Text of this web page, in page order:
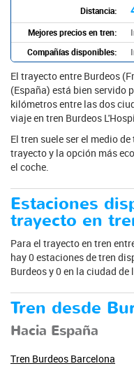
Distancia:
Mejores precios en tren:
Compañías disponibles:
El trayecto entre Burdeos
(España) está bien servido
kilómetros entre las dos
viaje en tren Burdeos
El tren suele ser el medio
trayecto y la opción más
el coche.
Estaciones
trayecto en
Para el trayecto en tren
hay 0 estaciones de tren
Burdeos y 0 en la ciudad
Tren desde
Hacia España
Tren Burdeos Barcelona